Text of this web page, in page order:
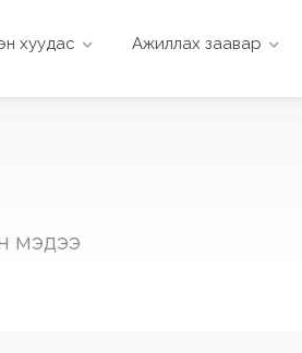
хуудас Ажиллах заавар
мэдээ